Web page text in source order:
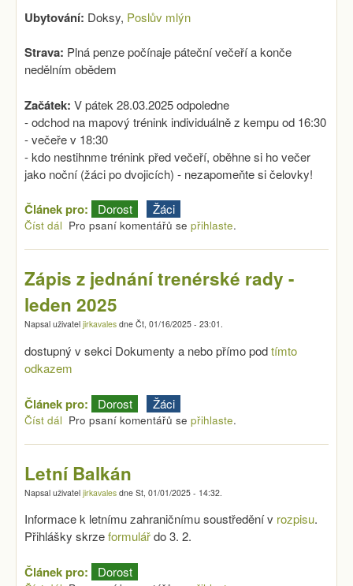
Ubytování: Doksy, Poslův mlýn
Strava: Plná penze počínaje páteční večeří a konče
nedělním obědem
Začátek: V pátek 28.03.2025 odpoledne
- odchod na mapový trénink individuálně z kempu od 16:30
- večeře v 18:30
- kdo nestihnme trénink před večeří, oběhne si ho večer
jako noční (žáci po dvojicích) - nezapomeňte si čelovky!
Článek pro: Dorost Žáci
Číst dál Společné soustředění Doksy
Pro psaní komentářů se přihlaste.
Zápis z jednání trenérské rady -
leden 2025
Napsal uživatel jirkavales dne Čt, 01/16/2025 - 23:01 .
dostupný v sekci Dokumenty a nebo přímo podtímto
odkazem
Článek pro: Dorost Žáci
Číst dál Zápis z jednání trenérské rady - leden 2025
Pro psaní komentářů se přihlaste.
Letní Balkán
Napsal uživatel jirkavales dne St, 01/01/2025 - 14:32
Informace k letnímu zahraničnímu soustředění v rozpisu.
Přihlášky skrzeformulářdo 3. 2.
Článek pro: Dorost